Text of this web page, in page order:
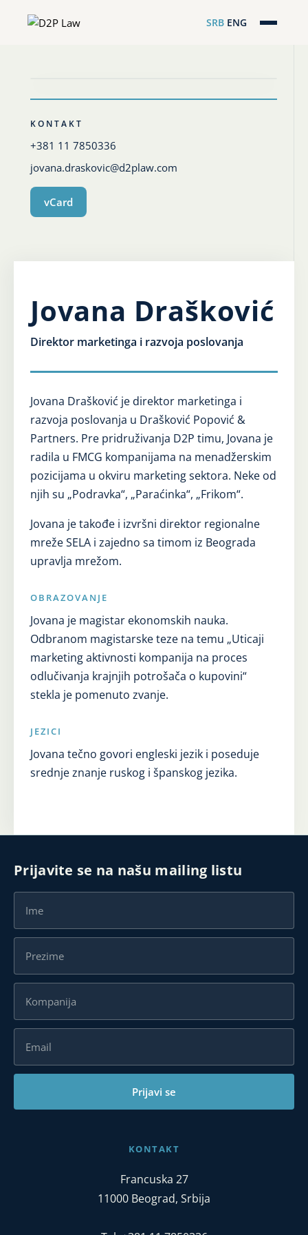
SRB ENG
Regionalna pokrivenost
D2P Novosti
ESG
Karijera
Kontakt
KONTAKT
+381 11 7850336
jovana.draskovic@d2plaw.com
vCard
Jovana Drašković
Direktor marketinga i razvoja poslovanja
Jovana Drašković je direktor marketinga i
razvoja poslovanja u Drašković Popović &
Partners. Pre pridruživanja D2P timu, Jovana je
radila u FMCG kompanijama na menadžerskim
pozicijama u okviru marketing sektora. Neke od
njih su „Podravka“, „Paraćinka“, „Frikom“.
Jovana je takođe i izvršni direktor regionalne
mrežeSELA i zajedno sa timom iz Beograda
upravlja mrežom.
OBRAZOVANJE
Jovana je magistar ekonomskih nauka.
Odbranom magistarske teze na temu „Uticaji
marketing aktivnosti kompanija na proces
odlučivanja krajnjih potrošača o kupovini“
stekla je pomenuto zvanje.
JEZICI
Jovana tečno govori engleski jezik i poseduje
srednje znanje ruskog i španskog jezika.
Prijavite se na našu mailing listu
Prijavi se
KONTAKT
Francuska 27
11000 Beograd, Srbija